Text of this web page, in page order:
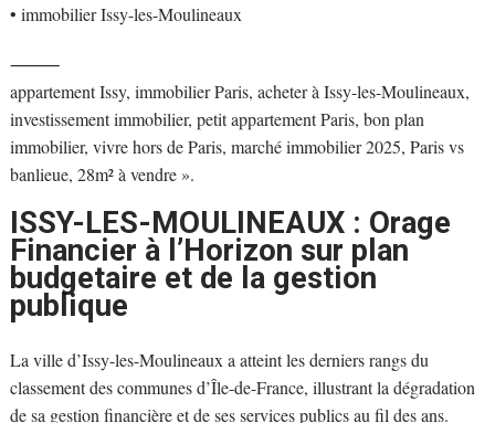
• immobilier Issy-les-Moulineaux
⸻
appartement Issy, immobilier Paris, acheter à Issy-les-Moulineaux,
investissement immobilier, petit appartement Paris, bon plan
immobilier, vivre hors de Paris, marché immobilier 2025, Paris vs
banlieue, 28m² à vendre ».
ISSY-LES-MOULINEAUX : Orage
Financier à l’Horizon sur plan
budgetaire et de la gestion
publique
La ville d’Issy-les-Moulineaux a atteint les derniers rangs du
classement des communes d’Île-de-France, illustrant la dégradation
de sa gestion financière et de ses services publics au fil des ans.